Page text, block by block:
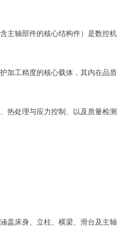
主轴部件的核心结构件）是数控机
加工精度的核心载体，其内在品质
热处理与应力控制、以及质量检测
盖床身、立柱、横梁、滑台及主轴